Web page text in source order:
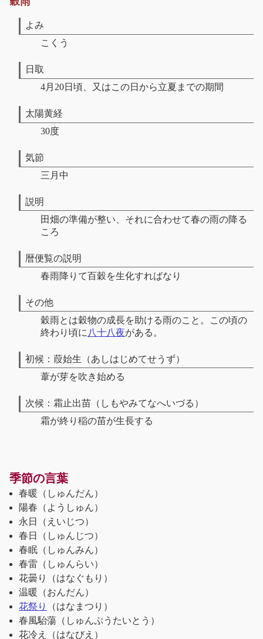
よみ
こくう
日取
4月20日頃、又はこの日から立夏までの期間
太陽黄経
30度
気節
三月中
説明
田畑の準備が整い、それに合わせて春の雨の降る
ころ
暦便覧の説明
春雨降りて百穀を生化すればなり
その他
穀雨とは穀物の成長を助ける雨のこと。この頃の
終わり頃に 八十八夜がある。
初候：葭始生（あしはじめてせうず）
葦が芽を吹き始める
次候：霜止出苗（しもやみてなへいづる）
霜が終り稲の苗が生長する
季節の言葉
春暖（しゅんだん）
陽春（ようしゅん）
永日（えいじつ）
春日（しゅんじつ）
春眠（しゅんみん）
春雷（しゅんらい）
花曇り（はなぐもり）
温暖（おんだん）
花祭り
（はなまつり）
春風駘蕩（しゅんぷうたいとう）
花冷え（はなびえ）